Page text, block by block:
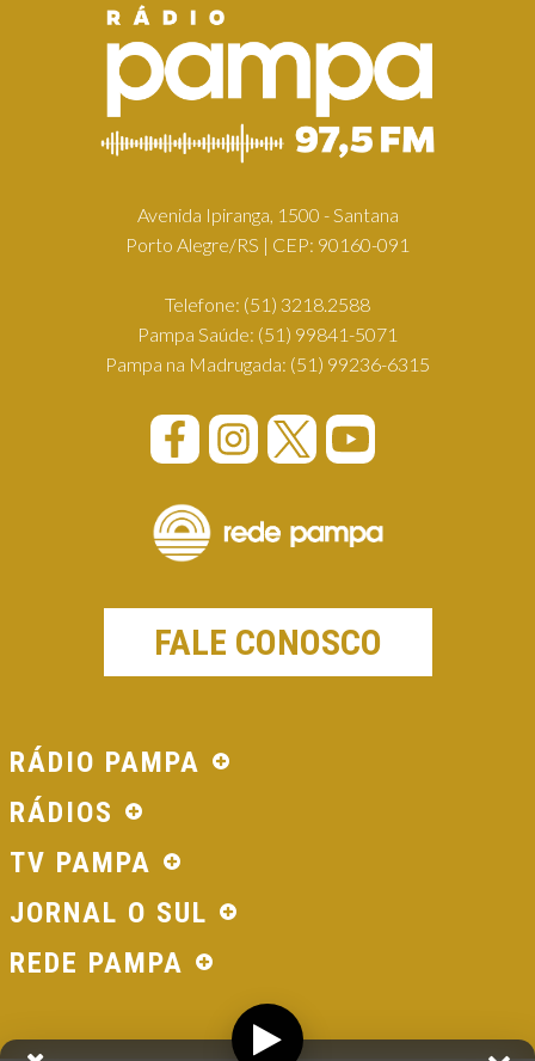
Avenida Ipiranga, 1500 - Santana
Porto Alegre/RS | CEP: 90160-091
Telefone: (51) 3218.2588
Pampa Saúde: (51) 99841-5071
Pampa na Madrugada: (51) 99236-6315
FALE CONOSCO
RÁDIO PAMPA
RÁDIOS
TV PAMPA
JORNAL O SUL
REDE PAMPA